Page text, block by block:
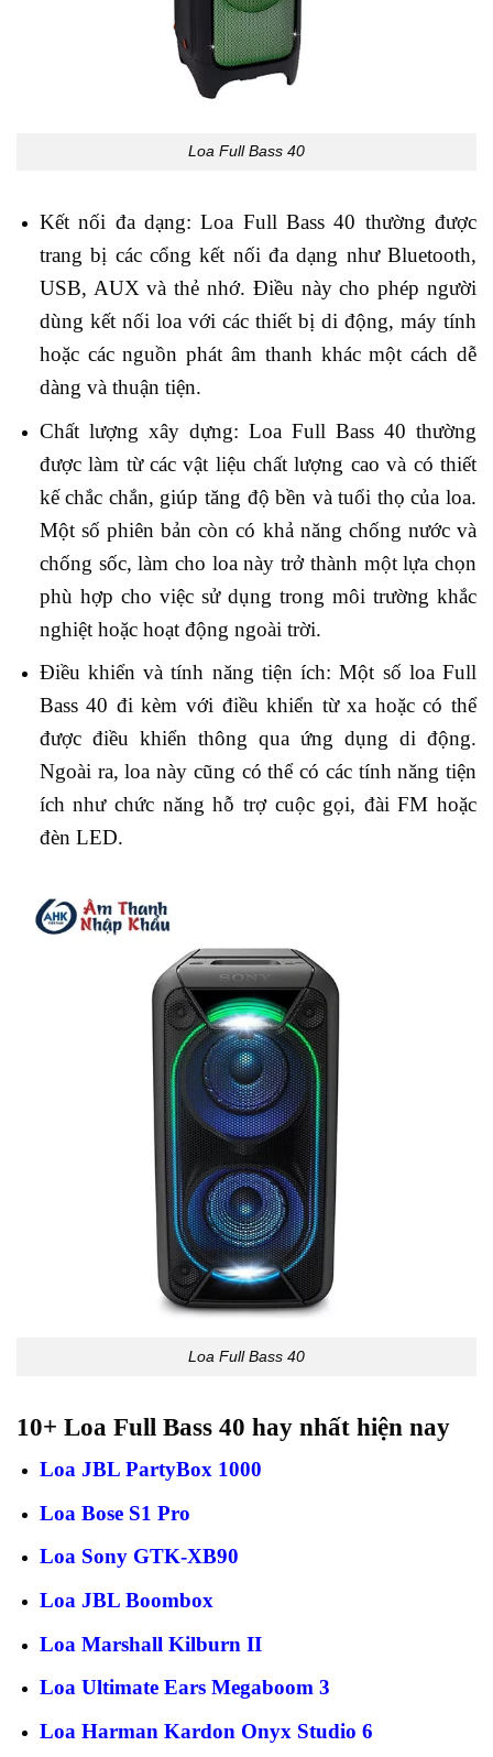
Loa Full Bass 40
Kết nối đa dạng: Loa Full Bass 40 thường được
trang bị các cổng kết nối đa dạng như Bluetooth,
USB, AUX và thẻ nhớ. Điều này cho phép người
dùng kết nối loa với các thiết bị di động, máy tính
hoặc các nguồn phát âm thanh khác một cách dễ
dàng và thuận tiện.
Chất lượng xây dựng: Loa Full Bass 40 thường
được làm từ các vật liệu chất lượng cao và có thiết
kế chắc chắn, giúp tăng độ bền và tuổi thọ của loa.
Một số phiên bản còn có khả năng chống nước và
chống sốc, làm cho loa này trở thành một lựa chọn
phù hợp cho việc sử dụng trong môi trường khắc
nghiệt hoặc hoạt động ngoài trời.
Điều khiển và tính năng tiện ích: Một số loa Full
Bass 40 đi kèm với điều khiển từ xa hoặc có thể
được điều khiển thông qua ứng dụng di động.
Ngoài ra, loa này cũng có thể có các tính năng tiện
ích như chức năng hỗ trợ cuộc gọi, đài FM hoặc
đèn LED.
Loa Full Bass 40
10+ Loa Full Bass 40 hay nhất hiện nay
Loa JBL PartyBox 1000
Loa Bose S1 Pro
Loa Sony GTK-XB90
Loa JBL Boombox
Loa Marshall Kilburn II
Loa Ultimate Ears Megaboom 3
Loa Harman Kardon Onyx Studio 6